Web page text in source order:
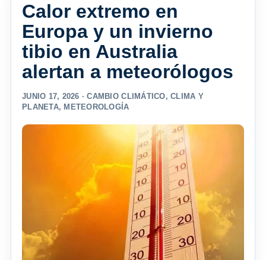
Calor extremo en
Europa y un invierno
tibio en Australia
alertan a meteorólogos
JUNIO 17, 2026 ·CAMBIO CLIMÁTICO,CLIMA Y
PLANETA, METEOROLOGÍA